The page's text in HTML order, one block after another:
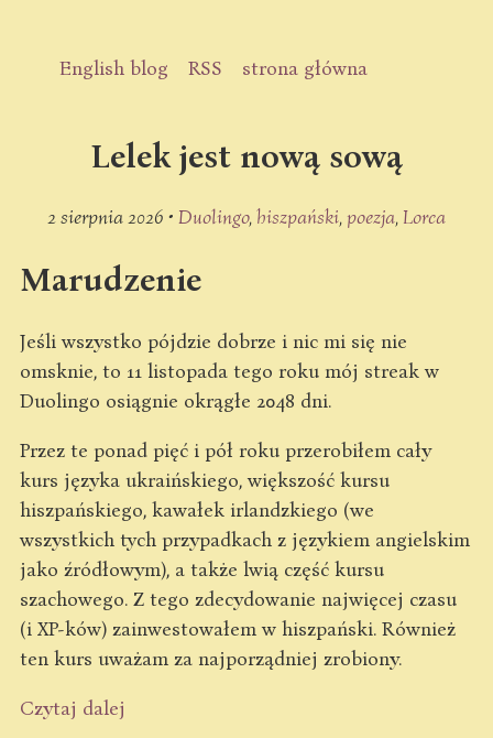
English blog RSS strona główna
Lelek jest nową sową
2 sierpnia 2026 • Duolingo hiszpański poezja Lorca
Marudzenie
Jeśli wszystko pójdzie dobrze i nic mi się nie
omsknie, to 11 listopada tego roku mój streak w
Duolingo osiągnie okrągłe 2048 dni.
Przez te ponad pięć i pół roku przerobiłem cały
kurs języka ukraińskiego, większość kursu
hiszpańskiego, kawałek irlandzkiego (we
wszystkich tych przypadkach z językiem angielskim
jako źródłowym), a także lwią część kursu
szachowego. Z tego zdecydowanie najwięcej czasu
(i XP-ków) zainwestowałem w hiszpański. Również
ten kurs uważam za najporządniej zrobiony.
Czytaj dalej